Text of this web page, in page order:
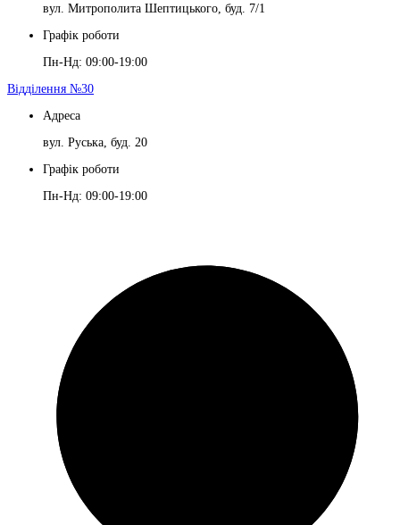
вул. Митрополита Шептицького, буд. 7/1
Графік роботи
Пн-Нд: 09:00-19:00
Відділення №30
Адреса
вул. Руська, буд. 20
Графік роботи
Пн-Нд: 09:00-19:00